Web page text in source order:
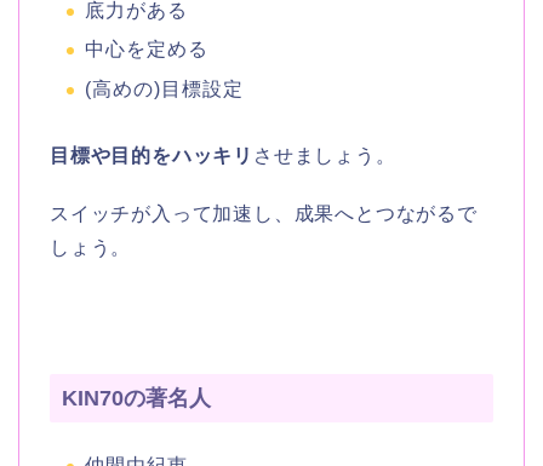
底力がある
中心を定める
(高めの)目標設定
目標や目的をハッキリ させましょう。
スイッチが入って加速し、成果へとつながるで
しょう。
KIN70の著名人